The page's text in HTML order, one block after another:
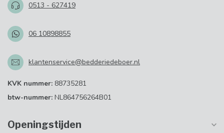
0513 - 627419
06 10898855
klantenservice@bedderiedeboer.nl
KVK nummer: 88735281
btw-nummer: NL864756264B01
Openingstijden